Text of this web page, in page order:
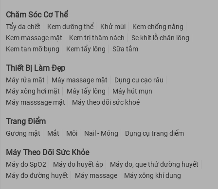
Chăm Sóc Cơ Thể
Tẩy da chết Kem dưỡng thể Khử mùi
Kem chống nắng
Kem massage mặt
Kem trị thâm nách
Se khít lỗ chân lông
Kem tan mỡ bụng
Kem tẩy lông Sữa tắm
Thiết Bị Làm Đẹp
Máy rửa mặt Máy massage mặt
Dụng cụ cạo râu
Máy xông hơi mặt
Máy tẩy lông
Máy hút mụn
Máy masssage mặt
Máy theo dõi sức khoẻ
Trang Điểm
Gương mặt Mắt Môi Nail - Móng Dụng cụ trang điểm
Máy Theo Dõi Sức Khỏe
Máy đo SpO2 Máy đo huyết áp
Máy đo, que thử đường huyết
Máy đo đường huyết
Máy massage Máy xông khí dung